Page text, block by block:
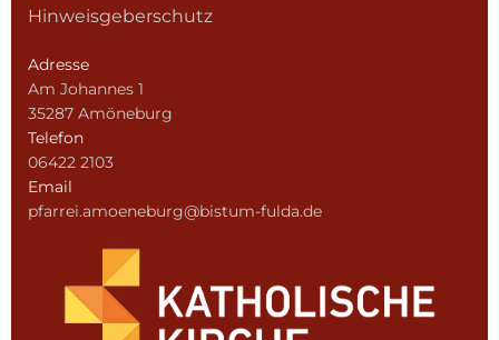
Hinweisgeberschutz
Adresse
Am Johannes 1
35287 Amöneburg
Telefon
06422 2103
Email
pfarrei.amoeneburg@bistum-fulda.de